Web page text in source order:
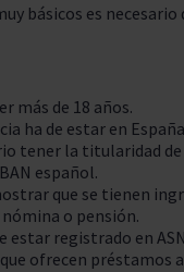
básicos es
más de 18 años.
ha de estar en
tener la titularidad de
español.
que se tienen
nómina o pensión.
estar registrado en
ofrecen préstamos